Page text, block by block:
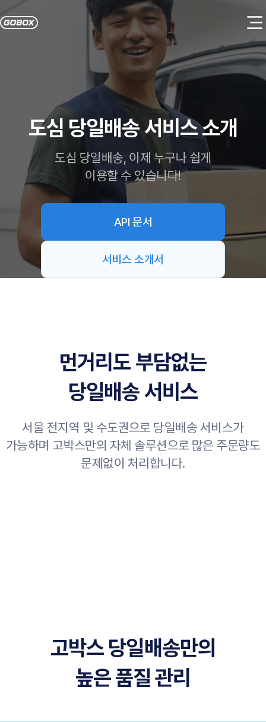
도심 당일배송 서비스 소개
도심 당일배송, 이제 누구나 쉽게
이용할 수 있습니다!
API 문서
서비스 소개서
먼거리도 부담없는
당일배송 서비스
서울 전지역 및 수도권으로 당일배송 서비스가
가능하며 고박스만의 자체 솔루션으로 많은 주문량도
문제없이 처리합니다.
고박스 당일배송만의
높은 품질 관리